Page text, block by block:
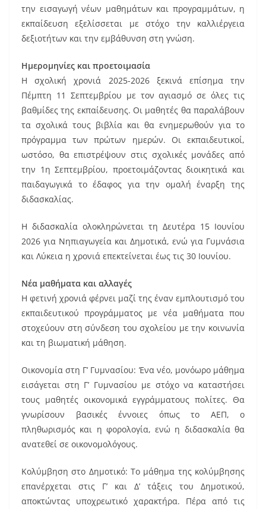
την εισαγωγή νέων μαθημάτων και προγραμμάτων, η
εκπαίδευση εξελίσσεται με στόχο την καλλιέργεια
δεξιοτήτων και την εμβάθυνση στη γνώση.
Ημερομηνίες και προετοιμασία
Η σχολική χρονιά 2025-2026 ξεκινά επίσημα την
Πέμπτη 11 Σεπτεμβρίου με τον αγιασμό σε όλες τις
βαθμίδες της εκπαίδευσης. Οι μαθητές θα παραλάβουν
τα σχολικά τους βιβλία και θα ενημερωθούν για το
πρόγραμμα των πρώτων ημερών. Οι εκπαιδευτικοί,
ωστόσο, θα επιστρέψουν στις σχολικές μονάδες από
την 1η Σεπτεμβρίου, προετοιμάζοντας διοικητικά και
παιδαγωγικά το έδαφος για την ομαλή έναρξη της
διδασκαλίας.
Η διδασκαλία ολοκληρώνεται τη Δευτέρα 15 Ιουνίου
2026 για Νηπιαγωγεία και Δημοτικά, ενώ για Γυμνάσια
και Λύκεια η χρονιά επεκτείνεται έως τις 30 Ιουνίου.
Νέα μαθήματα και αλλαγές
Η φετινή χρονιά φέρνει μαζί της έναν εμπλουτισμό του
εκπαιδευτικού προγράμματος με νέα μαθήματα που
στοχεύουν στη σύνδεση του σχολείου με την κοινωνία
και τη βιωματική μάθηση.
Οικονομία στη Γ’ Γυμνασίου: Ένα νέο, μονόωρο μάθημα
εισάγεται στη Γ’ Γυμνασίου με στόχο να καταστήσει
τους μαθητές οικονομικά εγγράμματους πολίτες. Θα
γνωρίσουν βασικές έννοιες όπως το ΑΕΠ, ο
πληθωρισμός και η φορολογία, ενώ η διδασκαλία θα
ανατεθεί σε οικονομολόγους.
Κολύμβηση στο Δημοτικό: Το μάθημα της κολύμβησης
επανέρχεται στις Γ’ και Δ’ τάξεις του Δημοτικού,
αποκτώντας υποχρεωτικό χαρακτήρα. Πέρα από τις